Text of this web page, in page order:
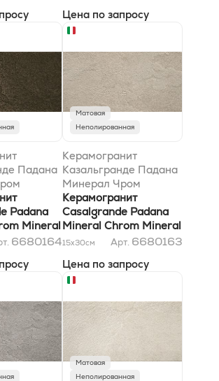
Цена по запросу
Падана
15x30
Padana
Mineral
6680164
Матовая
Неполированная
Керамогранит
Казальгранде Падана
Минерал Чром
Минерал Беж 15x30
Керамогранит
Casalgrande Padana
Mineral Chrom Mineral
Beige 15x30
15x30см Арт. 6680163
Цена по запросу
Матовая
Неполированная